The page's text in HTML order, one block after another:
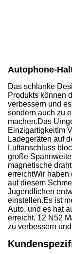
Autophone-
Das schlanke
Produkts können
verbessern und
sondern auch zu
machen.Das
EinzigartigkeitIm
Ladegeräten auf
Luftanschluss
große
magnetische
erreichtWir haben
auf diesem
Jugendlichen
einstellen.Es ist
Auto, und es hat
erreicht. 12 N52
zu verbessern